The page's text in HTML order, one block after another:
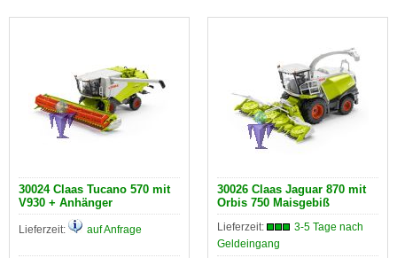
30024 Claas Tucano 570 mit
V930 + Anhänger
Lieferzeit: auf Anfrage
30026 Claas Jaguar 870 mit
Orbis 750 Maisgebiß
Lieferzeit:
3-5 Tage nach
Geldeingang